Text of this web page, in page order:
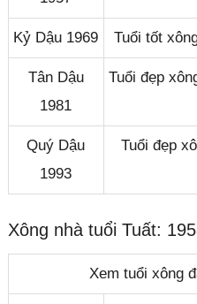
Kỷ Dậu 1969 Tuổi tốt
Tân Dậu
1981
Tuổi đẹp
Quý Dậu
1993
Tuổi đẹp
Xông nhà tuổi Tuất:
Xem tuổi xông